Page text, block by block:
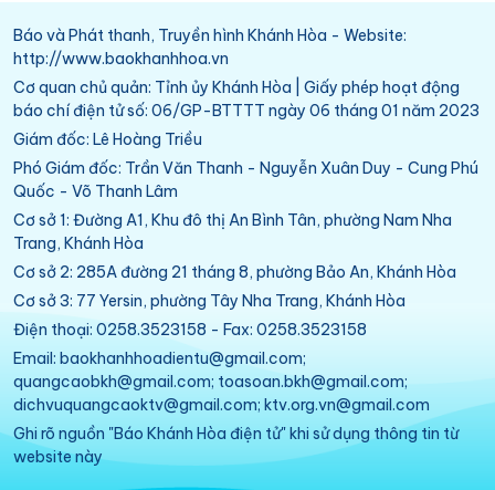
Báo và Phát thanh, Truyền hình Khánh Hòa - Website:
http://www.baokhanhhoa.vn
Cơ quan chủ quản: Tỉnh ủy Khánh Hòa | Giấy phép hoạt động
báo chí điện tử số: 06/GP-BTTTT ngày 06 tháng 01 năm 2023
Giám đốc: Lê Hoàng Triều
Phó Giám đốc: Trần Văn Thanh - Nguyễn Xuân Duy - Cung Phú
Quốc - Võ Thanh Lâm
Cơ sở 1: Đường A1, Khu đô thị An Bình Tân, phường Nam Nha
Trang, Khánh Hòa
Cơ sở 2: 285A đường 21 tháng 8, phường Bảo An, Khánh Hòa
Cơ sở 3: 77 Yersin, phường Tây Nha Trang, Khánh Hòa
Điện thoại: 0258.3523158 - Fax: 0258.3523158
Email: baokhanhhoadientu@gmail.com;
quangcaobkh@gmail.com; toasoan.bkh@gmail.com;
dichvuquangcaoktv@gmail.com; ktv.org.vn@gmail.com
Ghi rõ nguồn "Báo Khánh Hòa điện tử" khi sử dụng thông tin từ
website này